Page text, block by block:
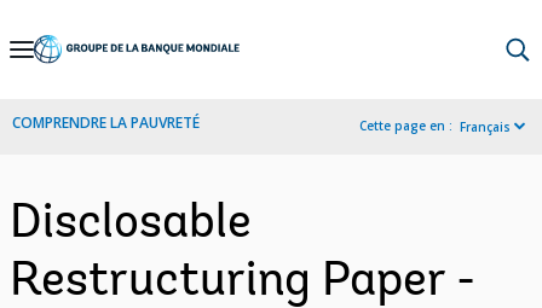
Skip
Navigation
COMPRENDRE LA PAUVRETÉ Cette page en : Français
Disclosable
Restructuring Paper -